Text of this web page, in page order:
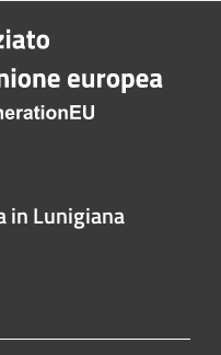
in Lunigiana